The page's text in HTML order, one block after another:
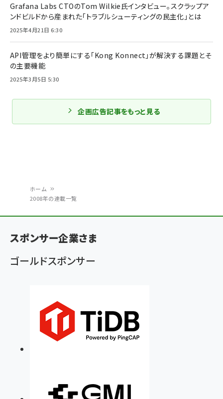
く
ず
ホーム
2008年の連載一覧
Grafana Labs CTOのTom Wilkie氏インタビュー。スクラップア
ンドビルドから産まれた「トラブルシューティングの民主化」とは
2025年4月21日 6:30
API管理をより簡単にする「Kong Konnect」が解決する課題とそ
の主要機能
2025年3月5日 5:30
企画広告記事をもっと見る
スポンサー企業さま
ゴールドスポンサー